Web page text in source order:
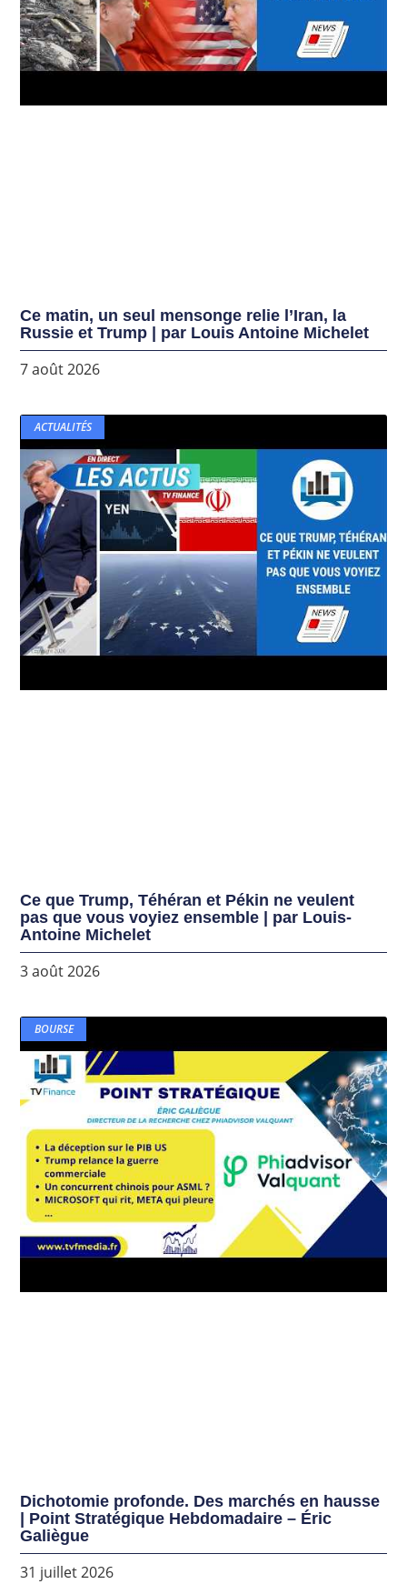
Ce matin, un seul mensonge relie l’Iran, la
Russie et Trump | par Louis Antoine Michelet
7 août 2026
ACTUALITÉS
Ce que Trump, Téhéran et Pékin ne veulent
pas que vous voyiez ensemble | par Louis-
Antoine Michelet
3 août 2026
BOURSE
Dichotomie profonde. Des marchés en hausse
| Point Stratégique Hebdomadaire – Éric
Galiègue
31 juillet 2026